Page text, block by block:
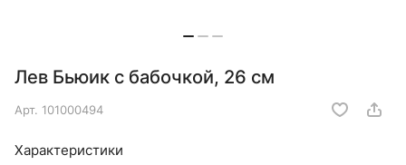
Лев Бьюик с бабочкой, 26 см
Арт. 101000494
Характеристики